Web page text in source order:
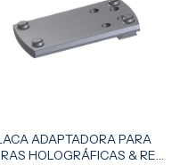
ADAPTADORA PARA
HOLOGRÁFICAS & RED